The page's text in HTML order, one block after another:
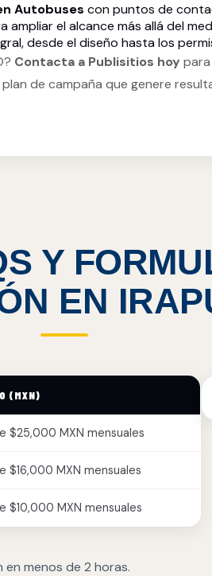
Autobuses con puntos de
el alcance más allá del
desde el diseño hasta los
Contacta a Publisitios hoy
de campaña que genere
Y
EN
(MXN)
$25,000 MXN mensuales
$16,000 MXN mensuales
$10,000 MXN mensuales
menos de 2 horas.